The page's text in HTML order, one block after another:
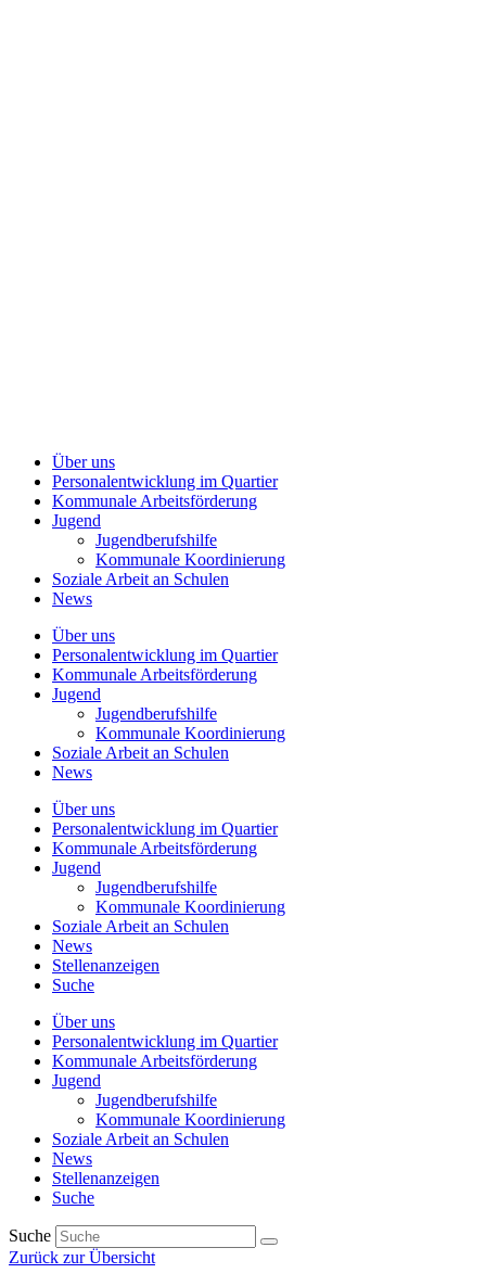
Über uns
Personalentwicklung im Quartier
Kommunale Arbeitsförderung
Jugend
Jugendberufshilfe
Kommunale Koordinierung
Soziale Arbeit an Schulen
News
Über uns
Personalentwicklung im Quartier
Kommunale Arbeitsförderung
Jugend
Jugendberufshilfe
Kommunale Koordinierung
Soziale Arbeit an Schulen
News
Über uns
Personalentwicklung im Quartier
Kommunale Arbeitsförderung
Jugend
Jugendberufshilfe
Kommunale Koordinierung
Soziale Arbeit an Schulen
News
Stellenanzeigen
Suche
Über uns
Personalentwicklung im Quartier
Kommunale Arbeitsförderung
Jugend
Jugendberufshilfe
Kommunale Koordinierung
Soziale Arbeit an Schulen
News
Stellenanzeigen
Suche
Suche
Zurück zur Übersicht